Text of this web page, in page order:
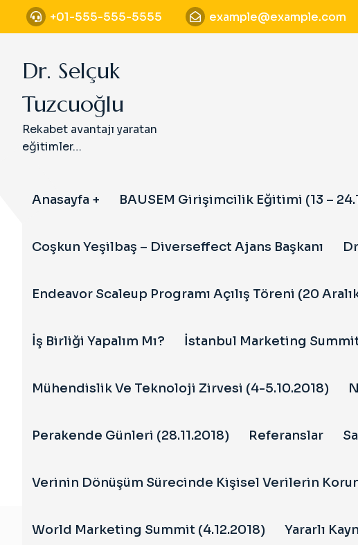
+01-555-555-5555 example@example.com
Dr. Selçuk
Tuzcuoğlu
Rekabet avantajı yaratan
eğitimler…
Anasayfa BAUSEM Girişimcilik Eğitimi (13 –
Coşkun Yeşilbaş – Diverseffect Ajans Başkanı
Endeavor Scaleup Programı Açılış Töreni (20
İş Birliği Yapalım Mı? İstanbul Marketing Summit
Mühendislik Ve Teknoloji Zirvesi (4-5.10.2018)
Perakende Günleri (28.11.2018) Referanslar
Verinin Dönüşüm Sürecinde Kişisel Verilerin
World Marketing Summit (4.12.2018) Yararlı